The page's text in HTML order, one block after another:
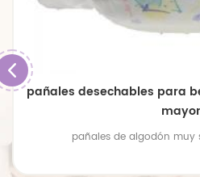
pañales desechables para
mayor
pañales de algodón muy